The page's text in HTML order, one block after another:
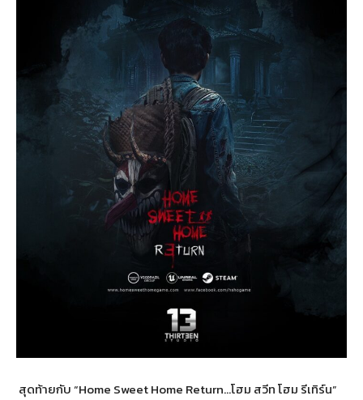
สุดท้ายกับ “Home Sweet Home Return…โฮม สวีท โฮม รีเทิร์น”